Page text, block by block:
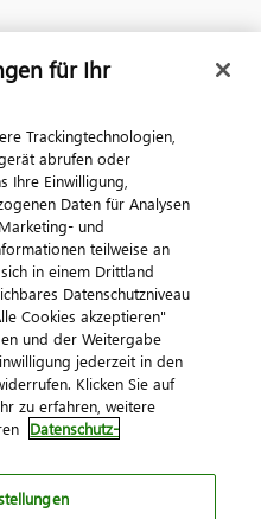
Sie uns
eG
AGB Kontakt
für Ihr
Trackingtechnologien,
abrufen oder
Ihre Einwilligung,
Daten für Analysen
und
teilweise an
in einem Drittland
Datenschutzniveau
Cookies akzeptieren"
und der Weitergabe
jederzeit in den
Klicken Sie auf
zu erfahren, weitere
Datenschutz-